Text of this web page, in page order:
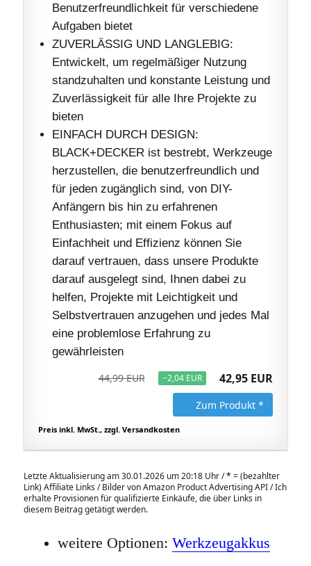
Benutzerfreundlichkeit für verschiedene
Aufgaben bietet
ZUVERLÄSSIG UND LANGLEBIG:
Entwickelt, um regelmäßiger Nutzung
standzuhalten und konstante Leistung und
Zuverlässigkeit für alle Ihre Projekte zu
bieten
EINFACH DURCH DESIGN:
BLACK+DECKER ist bestrebt, Werkzeuge
herzustellen, die benutzerfreundlich und
für jeden zugänglich sind, von DIY-
Anfängern bis hin zu erfahrenen
Enthusiasten; mit einem Fokus auf
Einfachheit und Effizienz können Sie
darauf vertrauen, dass unsere Produkte
darauf ausgelegt sind, Ihnen dabei zu
helfen, Projekte mit Leichtigkeit und
Selbstvertrauen anzugehen und jedes Mal
eine problemlose Erfahrung zu
gewährleisten
44,99 EUR −2,04 EUR 42,95 EUR
Zum Produkt *
Preis inkl. MwSt., zzgl. Versandkosten
Letzte Aktualisierung am 30.01.2026 um 20:18 Uhr /* = (bezahlter
Link) Affiliate Links / Bilder von Amazon Product Advertising API / Ich
erhalte Provisionen für qualifizierte Einkäufe, die über Links in
diesem Beitrag getätigt werden.
weitere Optionen: Werkzeugakkus